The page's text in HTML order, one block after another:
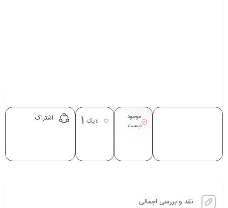
موجود
نیست
لایک 1 اشتراک
نقد و بررسی اجمالی